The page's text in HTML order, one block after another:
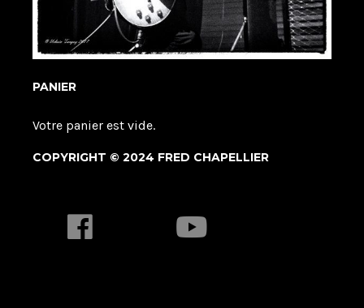
PANIER
Votre panier est vide.
COPYRIGHT © 2024 FRED CHAPELLIER